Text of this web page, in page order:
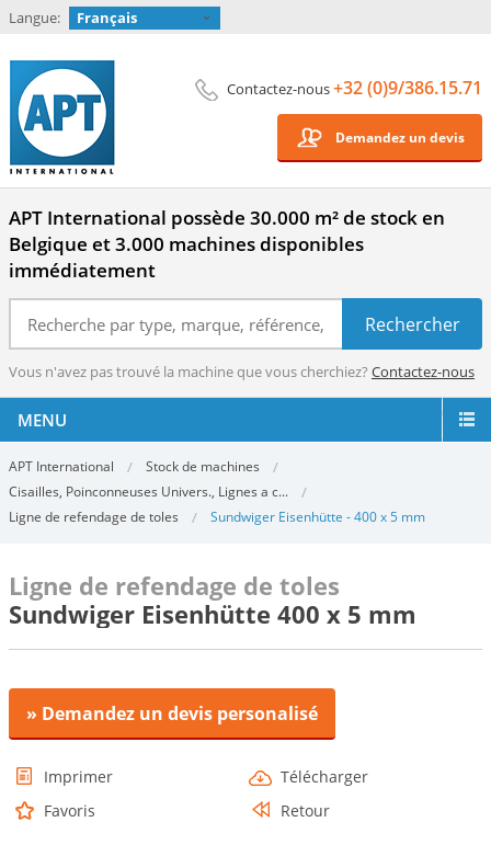
Langue: Français
Contactez-nous+32 (0)9/386.15.71
Demandez un devis
APT International possède 30.000 m² de stock en
Belgique et 3.000 machines disponibles
immédiatement
Vous n'avez pas trouvé la machine que vous cherchiez? Contactez-nous
MENU
APT International
Stock de machines
Cisailles, Poinconneuses Univers., Lignes a c...
Ligne de refendage de toles
Sundwiger Eisenhütte - 400 x 5 mm
Ligne de refendage de toles
Sundwiger Eisenhütte 400 x 5 mm
» Demandez un devis personalisé
Imprimer
Télécharger
Favoris
Retour